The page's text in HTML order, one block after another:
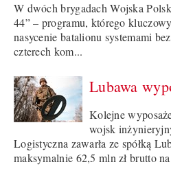
W dwóch brygadach Wojska
44” – programu, którego
nasycenie batalionu systemami
czterech kom...
Lubawa
Kolejne
wojsk
Logistyczna zawarła ze spółką
maksymalnie 62,5 mln zł brutto